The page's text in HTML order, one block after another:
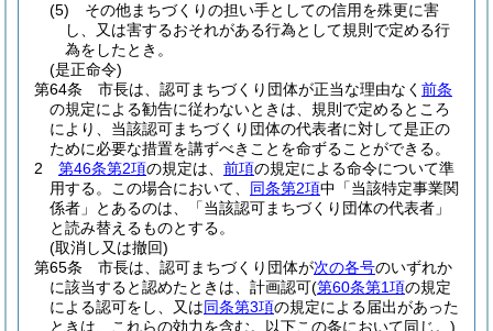
(5)
その他まちづくりの担い手としての信用を殊更に害
し、又は害するおそれがある行為として規則で定める行
為をしたとき。
(是正命令)
第64条
市長は、認可まちづくり団体が正当な理由なく 前条
の規定による勧告に従わないときは、規則で定めるところ
により、当該認可まちづくり団体の代表者に対して是正の
ために必要な措置を講ずべきことを命ずることができる。
2
第46条第2項の規定は、 前項の規定による命令について準
用する。
この場合において、 同条第2項中「当該特定事業関
係者」とあるのは、「当該認可まちづくり団体の代表者」
と読み替えるものとする。
(取消し又は撤回)
第65条
市長は、認可まちづくり団体が次の各号のいずれか
に該当すると認めたときは、計画認可(第60条第1項の規定
による認可をし、又は同条第3項の規定による届出があった
ときは、これらの効力を含む。以下この条において同じ。)